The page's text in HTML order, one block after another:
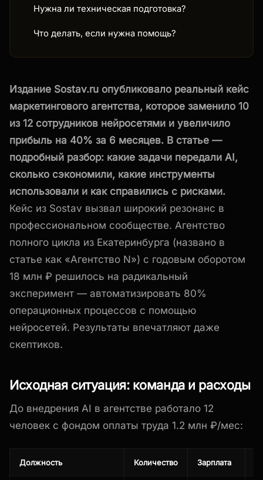
Нужна ли техническая подготовка?
Что делать, если нужна помощь?
Издание Sostav.ru опубликовало реальный кейс
маркетингового агентства, которое заменило 10
из 12 сотрудников нейросетями и увеличило
прибыль на 40% за 6 месяцев. В статье —
подробный разбор: какие задачи передали AI,
сколько сэкономили, какие инструменты
использовали и как справились с рисками.
Кейс из Sostav вызвал широкий резонанс в
профессиональном сообществе. Агентство
полного цикла из Екатеринбурга (названо в
статье как «Агентство N») с годовым оборотом
18 млн ₽ решилось на радикальный
эксперимент — автоматизировать 80%
операционных процессов с помощью
нейросетей. Результаты впечатляют даже
скептиков.
Исходная ситуация: команда и расходы
До внедрения AI в агентстве работало 12
человек с фондом оплаты труда 1.2 млн ₽/мес:
Должность Количество Зарплата